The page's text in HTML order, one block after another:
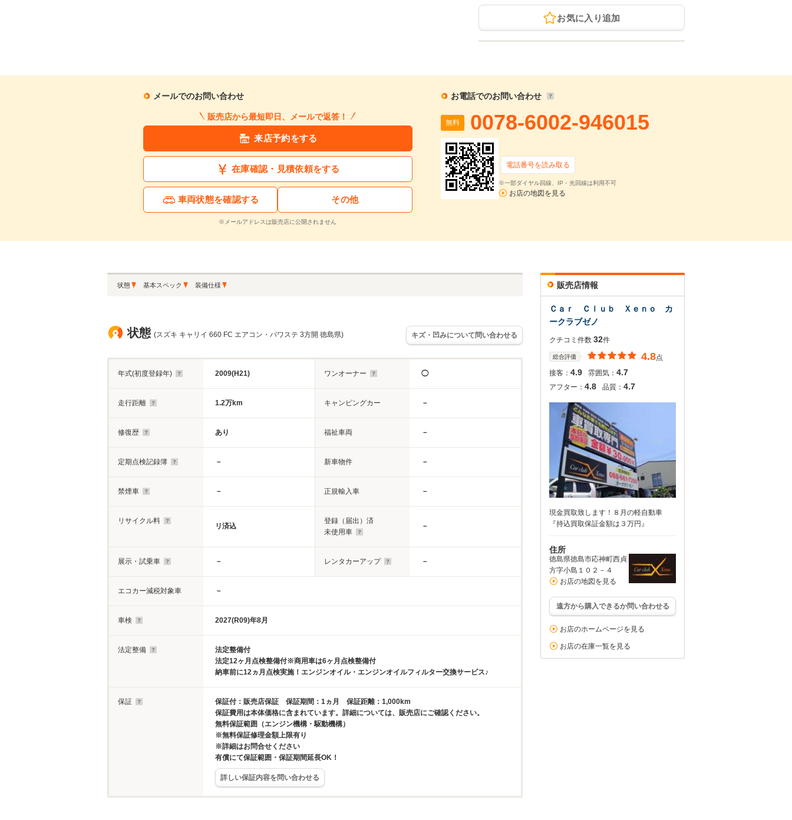
お気に入り追加
メールでのお問い合わせ
販売店から最短即日、メールで返答！
来店予約をする
在庫確認・見積依頼をする
車両状態を確認する その他
※メールアドレスは販売店に公開されません
お電話でのお問い合わせ
無料 0078-6002-946015
電話番号を読み取る
※一部ダイヤル回線、IP・光回線は利用不可
お店の地図を見る
状態 基本スペック 装備仕様
状態 (スズキ キャリイ 660 FC エアコン・パワステ 3方開 徳島県) キズ・凹みについて問い合わせる
年式(初度登録年) 2009(H21) ワンオーナー ◯
走行距離 1.2万km キャンピングカー －
修復歴 あり 福祉車両 －
定期点検記録簿 － 新車物件 －
禁煙車 － 正規輸入車 －
リサイクル料
リ済込
登録（届出）済
未使用車
－
展示・試乗車 － レンタカーアップ －
エコカー減税対象車 －
車検 2027(R09)年8月
法定整備
法定整備付
法定12ヶ月点検整備付※商用車は6ヶ月点検整備付
納車前に12ヵ月点検実施！エンジンオイル・エンジンオイルフィルター交換サービス♪
保証
保証付：販売店保証 保証期間：1ヵ月 保証距離：1,000km
保証費用は本体価格に含まれています。詳細については、販売店にご確認ください。
無料保証範囲（エンジン機構・駆動機構）
※無料保証修理金額上限有り
※詳細はお問合せください
有償にて保証範囲・保証期間延長OK！
詳しい保証内容を問い合わせる
販売店情報
Ｃａｒ Ｃｌｕｂ Ｘｅｎｏ カ
ークラブゼノ
クチコミ件数 32件
総合評価 4.8点
接客： 4.9 雰囲気： 4.7
アフター： 4.8 品質： 4.7
現金買取致します！８月の軽自動車
『持込買取保証金額は３万円』
住所
徳島県徳島市応神町西貞
方字小島１０２－４
お店の地図を見る
遠方から購入できるか問い合わせる
お店のホームページを見る
お店の在庫一覧を見る